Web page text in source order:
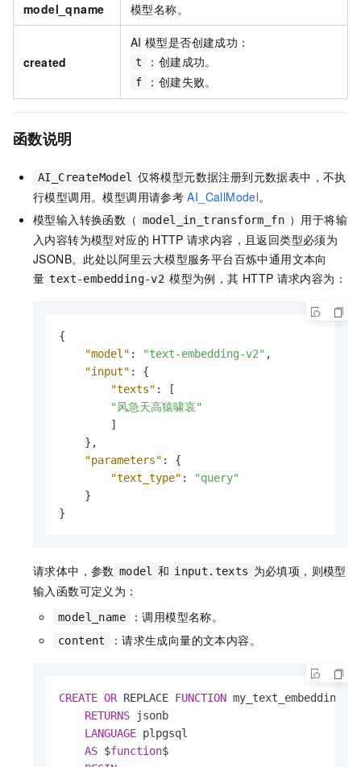
model_qname 模型名称。
created
AI 模型是否创建成功：
t ：创建成功。
f ：创建失败。
函数说明
AI_CreateModel
仅将模型元数据注册到元数据表中，不执
行模型调用。模型调用请参考 AI_CallModel。
模型输入转换函数（ model_in_transform_fn ）用于将输
入内容转为模型对应的 HTTP 请求内容，且返回类型必须为
JSONB。此处以阿里云大模型服务平台百炼中通用文本向
量 text-embedding-v2 模型为例，其 HTTP 请求内容为：
{
"model" : "text-embedding-v2" ,
"input" :
{
"texts" :
[
"风急天高猿啸哀"
]
} ,
"parameters" :
{
"text_type" :
"query"
}
}
请求体中，参数 model 和 input.texts 为必填项，则模型
输入函数可定义为：
model_name ：调用模型名称。
content ：请求生成向量的文本内容。
CREATE OR REPLACE FUNCTION
RETURNS jsonb
LANGUAGE plpgsql
AS $function$